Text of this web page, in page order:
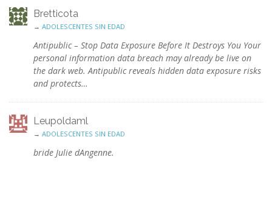
Bretticota
→ ADOLESCENTES SIN EDAD
Antipublic – Stop Data Exposure Before It Destroys You Your
personal information data breach may already be live on
the dark web. Antipublic reveals hidden data exposure risks
and protects…
Leupoldaml
→ ADOLESCENTES SIN EDAD
bride Julie dAngenne.